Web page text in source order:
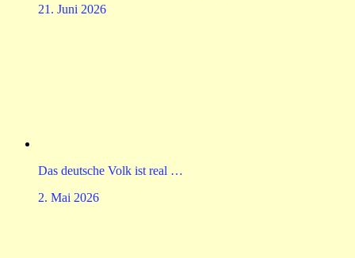
21. Juni 2026
Das deutsche Volk ist real …
2. Mai 2026